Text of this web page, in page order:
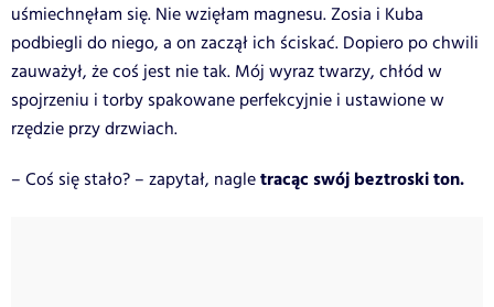
uśmiechnęłam się. Nie wzięłam magnesu. Zosia i Kuba
podbiegli do niego, a on zaczął ich ściskać. Dopiero po chwili
zauważył, że coś jest nie tak. Mój wyraz twarzy, chłód w
spojrzeniu i torby spakowane perfekcyjnie i ustawione w
rzędzie przy drzwiach.
– Coś się stało? – zapytał, nagletracąc swój beztroski ton.